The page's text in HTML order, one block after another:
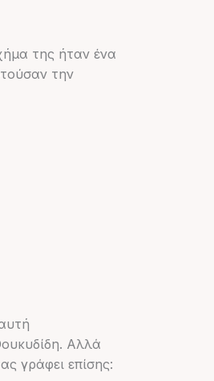
της ήταν ένα
την
Αλλά
γράφει επίσης: